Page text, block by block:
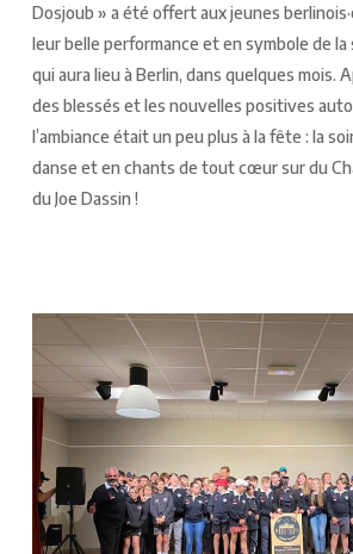
Dosjoub » a été offert aux jeunes
leur belle performance et en symbole de la
qui aura lieu à Berlin, dans quelques mois.
des blessés et les nouvelles positives
l’ambiance était un peu plus à la fête : la
danse et en chants de tout cœur sur du
du Joe Dassin !